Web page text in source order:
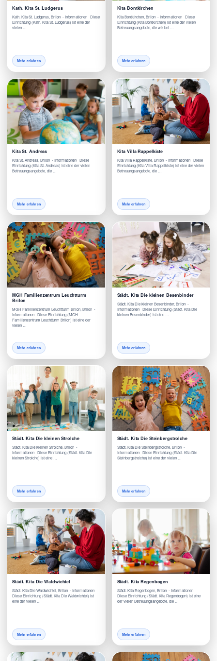
Kath. Kita St. Ludgerus
Kath. Kita St. Ludgerus, Brilon - Informationen Diese
Einrichtung (Kath. Kita St. Ludgerus) ist eine der
vielen …
Mehr erfahren
Kita Bontkirchen
Kita Bontkirchen, Brilon - Informationen Diese
Einrichtung (Kita Bontkirchen) ist eine der vielen
Betreuungsangebote, die wir bei …
Mehr erfahren
Kita St. Andreas
Kita St. Andreas, Brilon - Informationen Diese
Einrichtung (Kita St. Andreas) ist eine der vielen
Betreuungsangebote, die …
Mehr erfahren
Kita Villa Rappelkiste
Kita Villa Rappelkiste, Brilon - Informationen Diese
Einrichtung (Kita Villa Rappelkiste) ist eine der vielen
Betreuungsangebote, die …
Mehr erfahren
MGH Familienzentrum Leuchtturm
Brilon
MGH Familienzentrum Leuchtturm Brilon, Brilon -
Informationen Diese Einrichtung (MGH
Familienzentrum Leuchtturm Brilon) ist eine der
vielen …
Mehr erfahren
Städt. Kita Die kleinen Besenbinder
Städt. Kita Die kleinen Besenbinder, Brilon -
Informationen Diese Einrichtung (Städt. Kita Die
kleinen Besenbinder) ist eine …
Mehr erfahren
Städt. Kita Die kleinen Strolche
Städt. Kita Die kleinen Strolche, Brilon -
Informationen Diese Einrichtung (Städt. Kita Die
kleinen Strolche) ist eine …
Mehr erfahren
Städt. Kita Die Steinbergstrolche
Städt. Kita Die Steinbergstrolche, Brilon -
Informationen Diese Einrichtung (Städt. Kita Die
Steinbergstrolche) ist eine der vielen …
Mehr erfahren
Städt. Kita Die Waldwichtel
Städt. Kita Die Waldwichtel, Brilon - Informationen
Diese Einrichtung (Städt. Kita Die Waldwichtel) ist
eine der vielen …
Mehr erfahren
Städt. Kita Regenbogen
Städt. Kita Regenbogen, Brilon - Informationen
Diese Einrichtung (Städt. Kita Regenbogen) ist eine
der vielen Betreuungsangebote, die …
Mehr erfahren